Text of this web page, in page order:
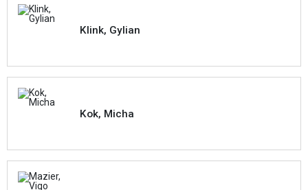
Klink, Gylian
Kok, Micha